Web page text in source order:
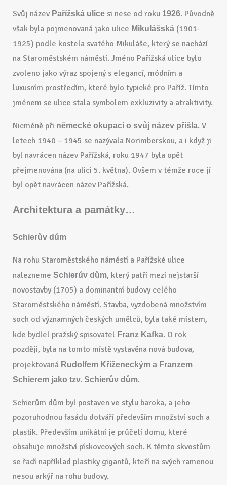
Svůj název Pařížská ulice si nese od roku 1926. Původně
však byla pojmenovaná jako ulice Mikulášská (1901-
1925) podle kostela svatého Mikuláše, který se nachází
na Staroměstském náměstí. Jméno Pařížská ulice bylo
zvoleno jako výraz spojený s elegancí, módním a
luxusním prostředím, které bylo typické pro Paříž. Tímto
jménem se ulice stala symbolem exkluzivity a atraktivity.
Nicméně při německé okupaci o svůj název přišla. V
letech 1940 – 1945 se nazývala Norimberskou, a i když ji
byl navrácen název Pařížská, roku 1947 byla opět
přejmenována (na ulici 5. května). Ovšem v témže roce jí
byl opět navrácen název Pařížská.
Architektura a památky…
Schierův dům
Na rohu Staroměstského náměstí a Pařížské ulice
nalezneme Schierův dům, který patří mezi nejstarší
novostavby (1705) a dominantní budovy celého
Staroměstského náměstí. Stavba, vyzdobená množstvím
soch od významných českých umělců, byla také místem,
kde bydlel pražský spisovatel Franz Kafka. O rok
později, byla na tomto místě vystavěna nová budova,
projektovaná Rudolfem Kříženeckým a Franzem
Schierem jako tzv. Schierův dům.
Schierům dům byl postaven ve stylu baroka, a jeho
pozoruhodnou fasádu dotváří především množství soch a
plastik. Především unikátní je průčelí domu, které
obsahuje množství pískovcových soch. K těmto skvostům
se řadí například plastiky gigantů, kteří na svých ramenou
nesou arkýř na rohu budovy.